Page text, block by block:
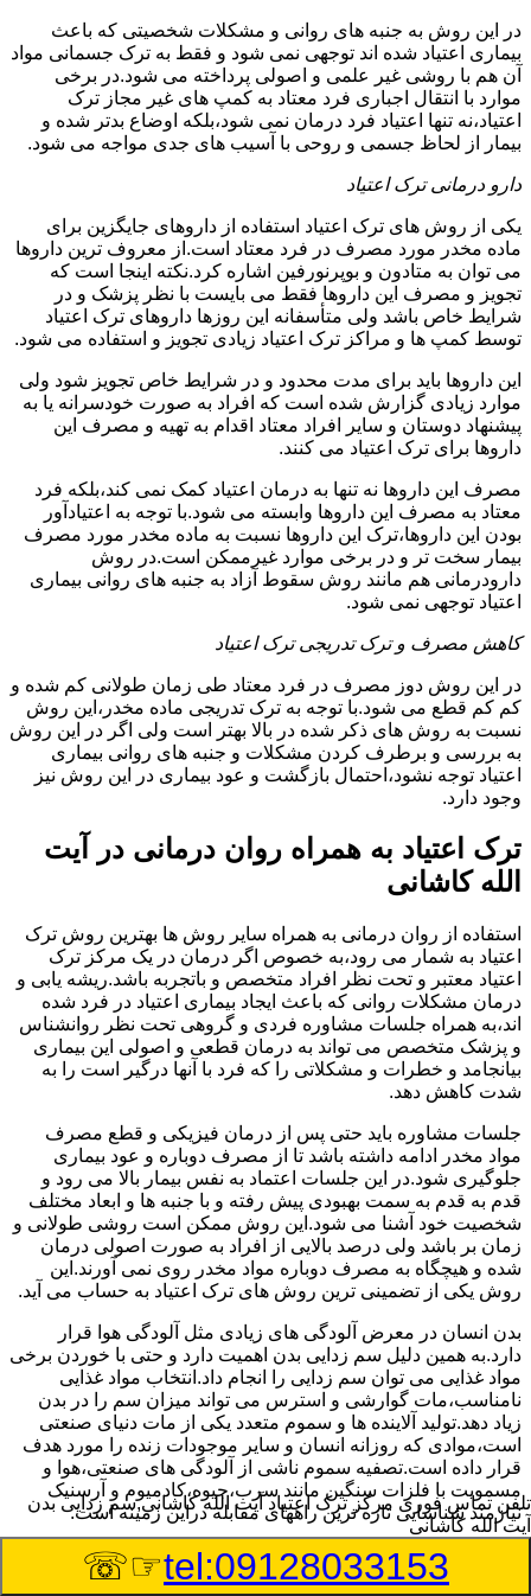
در این روش به جنبه های روانی و مشکلات شخصیتی که باعث
بیماری اعتیاد شده اند توجهی نمی شود و فقط به ترک جسمانی مواد
آن هم با روشی غیر علمی و اصولی پرداخته می شود.در برخی
موارد با انتقال اجباری فرد معتاد به کمپ های غیر مجاز ترک
اعتیاد،نه تنها اعتیاد فرد درمان نمی شود،بلکه اوضاع بدتر شده و
بیمار از لحاظ جسمی و روحی با آسیب های جدی مواجه می شود.
دارو درمانی ترک اعتیاد
یکی از روش های ترک اعتیاد استفاده از داروهای جایگزین برای
ماده مخدر مورد مصرف در فرد معتاد است.از معروف ترین داروها
می توان به متادون و بوپرنورفین اشاره کرد.نکته اینجا است که
تجویز و مصرف این داروها فقط می بایست با نظر پزشک و در
شرایط خاص باشد ولی متأسفانه این روزها داروهای ترک اعتیاد
توسط کمپ ها و مراکز ترک اعتیاد زیادی تجویز و استفاده می شود.
این داروها باید برای مدت محدود و در شرایط خاص تجویز شود ولی
موارد زیادی گزارش شده است که افراد به صورت خودسرانه یا به
پیشنهاد دوستان و سایر افراد معتاد اقدام به تهیه و مصرف این
داروها برای ترک اعتیاد می کنند.
مصرف این داروها نه تنها به درمان اعتیاد کمک نمی کند،بلکه فرد
معتاد به مصرف این داروها وابسته می شود.با توجه به اعتیادآور
بودن این داروها،ترک این داروها نسبت به ماده مخدر مورد مصرف
بیمار سخت تر و در برخی موارد غیرممکن است.در روش
دارودرمانی هم مانند روش سقوط آزاد به جنبه های روانی بیماری
اعتیاد توجهی نمی شود.
کاهش مصرف و ترک تدریجی ترک اعتیاد
در این روش دوز مصرف در فرد معتاد طی زمان طولانی کم شده و
کم کم قطع می شود.با توجه به ترک تدریجی ماده مخدر،این روش
نسبت به روش های ذکر شده در بالا بهتر است ولی اگر در این روش
به بررسی و برطرف کردن مشکلات و جنبه های روانی بیماری
اعتیاد توجه نشود،احتمال بازگشت و عود بیماری در این روش نیز
وجود دارد.
ترک اعتیاد به همراه روان درمانی در آیت
الله کاشانی
استفاده از روان درمانی به همراه سایر روش ها بهترین روش ترک
اعتیاد به شمار می رود،به خصوص اگر درمان در یک مرکز ترک
اعتیاد معتبر و تحت نظر افراد متخصص و باتجربه باشد.ریشه یابی و
درمان مشکلات روانی که باعث ایجاد بیماری اعتیاد در فرد شده
اند،به همراه جلسات مشاوره فردی و گروهی تحت نظر روانشناس
و پزشک متخصص می تواند به درمان قطعی و اصولی این بیماری
بیانجامد و خطرات و مشکلاتی را که فرد با آنها درگیر است را به
شدت کاهش دهد.
جلسات مشاوره باید حتی پس از درمان فیزیکی و قطع مصرف
مواد مخدر ادامه داشته باشد تا از مصرف دوباره و عود بیماری
جلوگیری شود.در این جلسات اعتماد به نفس بیمار بالا می رود و
قدم به قدم به سمت بهبودی پیش رفته و با جنبه ها و ابعاد مختلف
شخصیت خود آشنا می شود.این روش ممکن است روشی طولانی و
زمان بر باشد ولی درصد بالایی از افراد به صورت اصولی درمان
شده و هیچگاه به مصرف دوباره مواد مخدر روی نمی آورند.این
روش یکی از تضمینی ترین روش های ترک اعتیاد به حساب می آید.
بدن انسان در معرض آلودگی های زیادی مثل آلودگی هوا قرار
دارد.به همین دلیل سم زدایی بدن اهمیت دارد و حتی با خوردن برخی
مواد غذایی می توان سم زدایی را انجام داد.انتخاب مواد غذایی
نامناسب،مات گوارشی و استرس می تواند میزان سم را در بدن
زیاد دهد.تولید آلاینده ها و سموم متعدد یکی از مات دنیای صنعتی
است،موادی که روزانه انسان و سایر موجودات زنده را مورد هدف
قرار داده است.تصفیه سموم ناشی از آلودگی های صنعتی،هوا و
مسمویت با فلزات سنگین مانند سرب،جیوه،کادمیوم و آرسنیک
نیازمند شناسایی تازه ترین راههای مقابله دراین زمینه است.
سم زدایی بدن در آیت الله کاشانی
تلفن تماس فوریمرکز ترک اعتیاد آیت الله کاشانی,سم زدایی بدن
آیت الله کاشانی
tel:09128033153
☞☏